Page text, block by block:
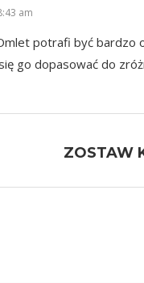
am
potrafi być bardzo
go dopasować do
ZOSTAW